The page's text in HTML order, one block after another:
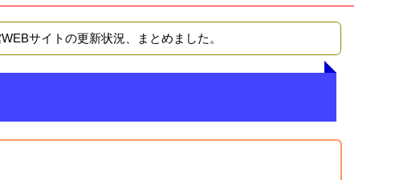
サイトの更新状況、まとめました。